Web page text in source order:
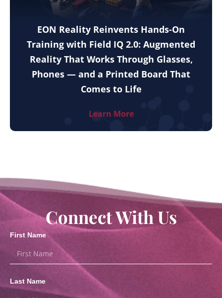
EON Reality Reinvents Hands-On
Training with Field IQ 2.0: Augmented
Reality That Works Through Glasses,
Phones — and a Printed Board That
Comes to Life
Learn More
Connect With Us
First Name
Last Name